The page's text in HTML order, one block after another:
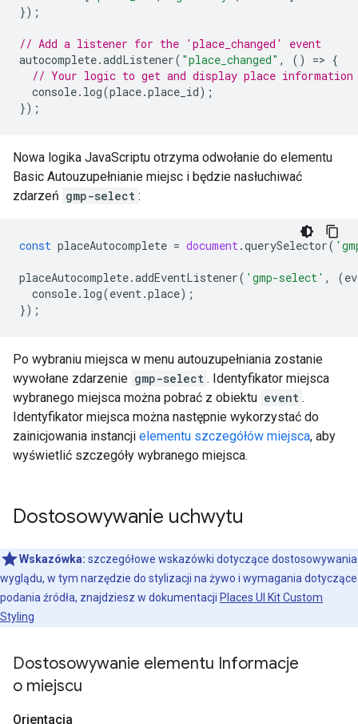
});
// Add a listener for the 'place_changed' event
autocomplete.addListener( "place_changed" , () => {
// Your logic to get and display place information
console. log(place.place_id);
});
Nowa logika JavaScriptu otrzyma odwołanie do elementu
Basic Autouzupełnianie miejsc i będzie nasłuchiwać
zdarzeń gmp-select :
const placeAutocomplete = document.querySelector(
placeAutocomplete.addEventListener( 'gmp-select' , (
console. log(event.place);
});
Po wybraniu miejsca w menu autouzupełniania zostanie
wywołane zdarzenie gmp-select . Identyfikator miejsca
wybranego miejsca można pobrać z obiektu event .
Identyfikator miejsca można następnie wykorzystać do
zainicjowania instancji elementu szczegółów miejsca, aby
wyświetlić szczegóły wybranego miejsca.
Dostosowywanie uchwytu
Wskazówka: szczegółowe wskazówki dotyczące dostosowywania
wyglądu, w tym narzędzie do stylizacji na żywo i wymagania dotyczące
podania źródła, znajdziesz w dokumentacji Places UI Kit Custom
Styling
Dostosowywanie elementu Informacje
o miejscu
Orientacja